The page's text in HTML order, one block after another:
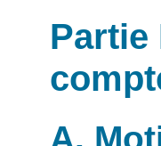
Partie
A.